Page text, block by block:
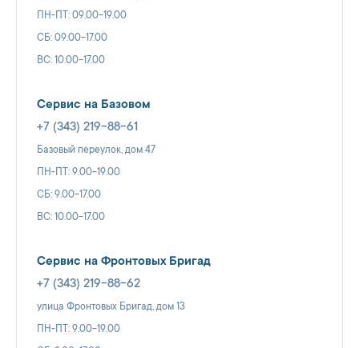
ПН-ПТ: 09.00-19.00
СБ: 09.00-17.00
ВС: 10.00-17.00
Сервис на Базовом
+7 (343) 219-88-61
Базовый переулок, дом 47
ПН-ПТ: 9.00-19.00
СБ: 9.00-17.00
ВС: 10.00-17.00
Сервис на Фронтовых Бригад
+7 (343) 219-88-62
улица Фронтовых Бригад, дом 13
ПН-ПТ: 9.00-19.00